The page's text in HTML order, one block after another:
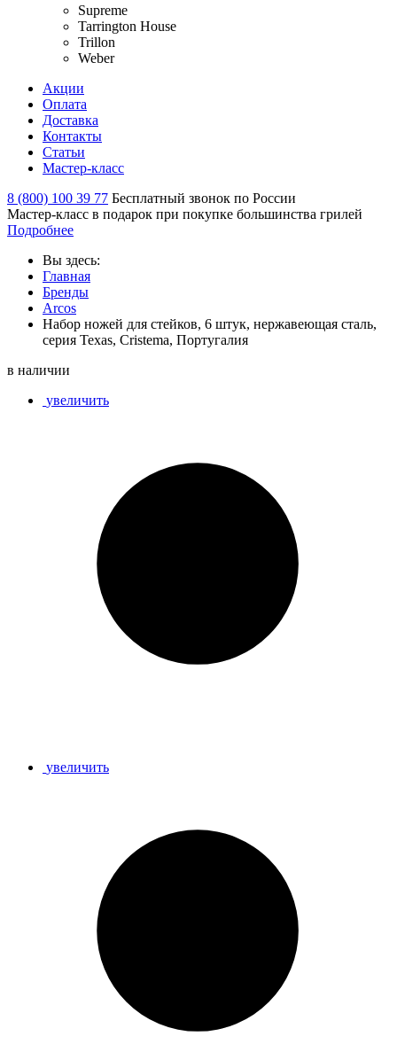
Supreme
Tarrington House
Trillon
Weber
Акции
Оплата
Доставка
Контакты
Статьи
Мастер-класс
8 (800) 100 39 77 Бесплатный звонок по России
Мастер-класс в подарок при покупке большинства грилей
Подробнее
Вы здесь:
Главная
Бренды
Arcos
Набор ножей для стейков, 6 штук, нержавеющая сталь,
серия Texas, Cristema, Португалия
в наличии
увеличить
увеличить